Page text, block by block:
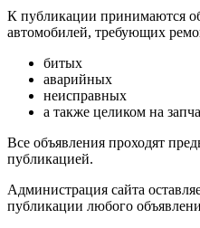
К публикации принимаются
автомобилей, требующих
битых
аварийных
неисправных
а также целиком на
Все объявления проходят
публикацией.
Администрация сайта
публикации любого